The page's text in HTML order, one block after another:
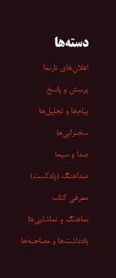
دسته‌ها
اعلان‌های تارنما
پرسش و پاسخ
پیام‌ها و تحلیل‌ها
سخنرانی‏‏‌ها
صدا و سیما
صداهنگ (پادکست)
معرفی کتاب
نماهنگ و تماشایی‌ها
یادداشت‌ها و مصاحبه‌ها